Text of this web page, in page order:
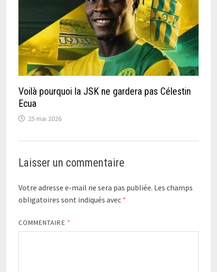
Voilà pourquoi la JSK ne gardera pas Célestin
Ecua
25 mai 2026
Laisser un commentaire
Votre adresse e-mail ne sera pas publiée. Les champs
obligatoires sont indiqués avec *
COMMENTAIRE *